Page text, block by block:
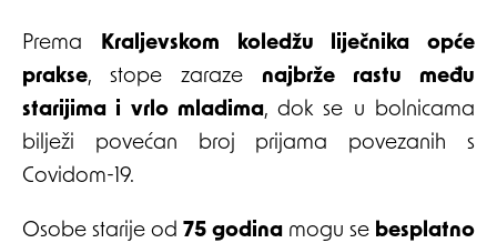
Prema Kraljevskom koledžu liječnika opće
prakse, stope zaraze najbrže rastu među
starijima i vrlo mladima, dok se u bolnicama
bilježi povećan broj prijama povezanih s
Covidom-19.
Osobe starije od75 godinamogu se besplatno